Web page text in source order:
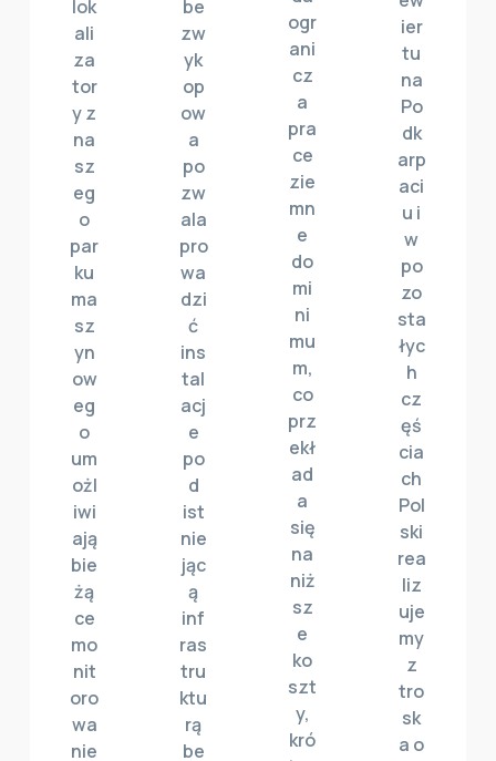
lok
ali
za
tor
y z
na
sz
eg
o
par
ku
ma
sz
yn
ow
eg
o
um
ożl
iwi
ają
bie
żą
ce
mo
nit
oro
wa
nie
be
zw
yk
op
ow
a
po
zw
ala
pro
wa
dzi
ć
ins
tal
acj
e
po
d
ist
nie
jąc
ą
inf
ras
tru
ktu
rą
be
ogr
ani
cz
a
pra
ce
zie
mn
e
do
mi
ni
mu
m,
co
prz
ekł
ad
a
się
na
niż
sz
e
ko
szt
y,
kró
ier
tu
na
Po
dk
arp
aci
u i
w
po
zo
sta
łyc
h
cz
ęś
cia
ch
Pol
ski
rea
liz
uje
my
z
tro
sk
a o